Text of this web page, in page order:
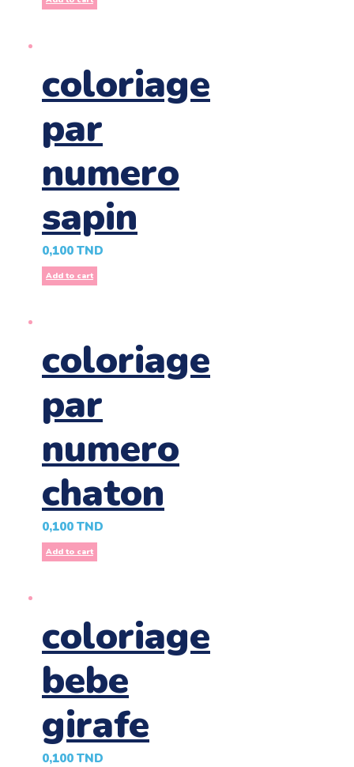
coloriage
par
numero
sapin
0,100 TND
Add to cart
coloriage
par
numero
chaton
0,100 TND
Add to cart
coloriage
bebe
girafe
0,100 TND